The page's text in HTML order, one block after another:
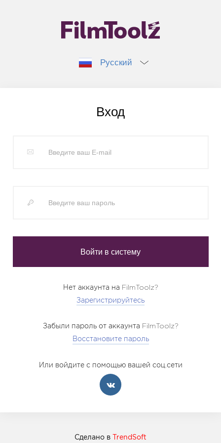
Русский
Вход
Нет аккаунта на FilmToolz?
Зарегистрируйтесь
Забыли пароль от аккаунта FilmToolz?
Восстановите пароль
Или войдите с помощью вашей соц.сети
Сделано в TrendSoft